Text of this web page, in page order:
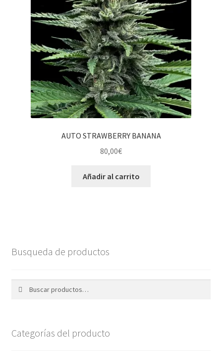
AUTO STRAWBERRY BANANA
80,00€
Añadir al carrito
Busqueda de productos
Categorías del producto